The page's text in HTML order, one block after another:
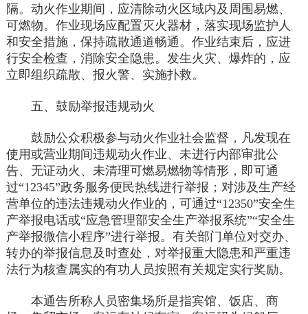
隔。动火作业期间，应清除动火区域内及周围易燃、
可燃物。作业现场应配置灭火器材，落实现场监护人
和安全措施，保持疏散通道畅通。作业结束后，应进
行安全检查，消除安全隐患。发生火灾、爆炸的，应
立即组织疏散、报火警、实施扑救。
五、鼓励举报违规动火
鼓励公众积极参与动火作业社会监督，凡发现在
使用或营业期间违规动火作业、未进行内部审批公
告、无证动火、未清理可燃易燃物等情形，即可通
过“12345”政务服务便民热线进行举报；对涉及生产经
营单位的违法违规动火作业的，可通过“12350”安全生
产举报电话或“应急管理部安全生产举报系统”“安全生
产举报微信小程序”进行举报。有关部门单位对交办、
转办的举报信息及时查处，对举报重大隐患和严重违
法行为核查属实的有功人员按照有关规定实行奖励。
本通告所称人员密集场所是指宾馆、饭店、商